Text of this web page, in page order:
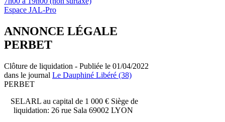
Espace JAL-Pro
ANNONCE LÉGALE
PERBET
Clôture de liquidation - Publiée le 01/04/2022
dans le journal Le Dauphiné Libéré (38)
PERBET
SELARL au capital de 1 000 € Siège de
liquidation: 26 rue Sala 69002 LYON